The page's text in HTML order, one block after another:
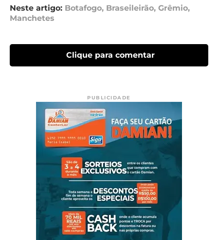
Neste artigo: Botafogo, Braseileirão, Grêmio,
Manchetes
Clique para comentar
PUBLICIDADE